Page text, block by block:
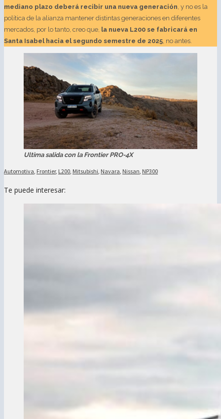
mediano plazo deberá recibir una nueva generación, y no es la
política de la alianza mantener distintas generaciones en diferentes
mercados, por lo tanto, creo que, la nueva L200 se fabricará en
Santa Isabel hacia el segundo semestre de 2025, no antes.
Ultima salida con la Frontier PRO-4X
Automotiva Frontier, L200 Mitsubishi Navara Nissan NP300
Te puede interesar: